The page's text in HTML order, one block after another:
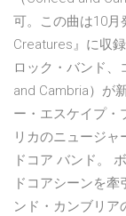
可。この曲は10月
Creatures』に収
ロック・バンド
and Cambria）が
ー・エスケイプ・
リカのニュージャ
ドコア バンド。
ドコアシーンを
ンド・カンブリア